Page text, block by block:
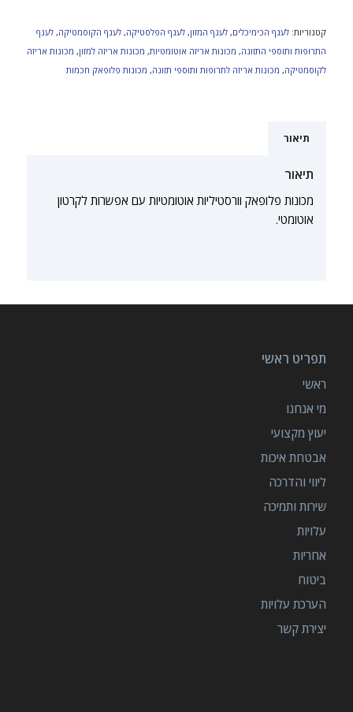
קטגוריות: לענף הכימיכלים, לענף המזון, לענף הפלסטיקה, לענף הקוסמטיקה, לענף
התרופות ותוספי התזונה, מכונות אריזה אוטומטיות, מכונות אריזה למזון, מכונות אריזה
לקוסמטיקה, מכונות אריזה לתרופות ותוספי תזונה, מכונות פלופאק חכמות
תיאור
תיאור
מכונות פלופאק וורסטיליות אוטומטיות עם אפשרות לקרטון
אוטומטי.
תפריט ראשי
ראשי
מי אנחנו
יעוץ מקצועי
אבטחת איכות
ליווי והדרכה
שירות ותמיכה
עלויות
אחריות
ביטוח
הערכת עלויות
יצירת קשר